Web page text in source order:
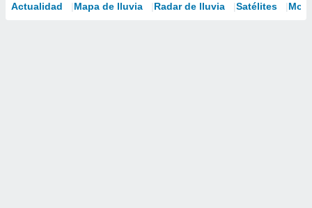
Actualidad Mapa de lluvia Radar de lluvia Satélites